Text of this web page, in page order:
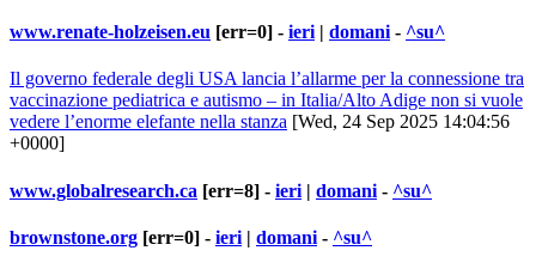
www.renate-holzeisen.eu [err=0] - ieri | domani - ^su^
Il governo federale degli USA lancia l’allarme per la connessione tra
vaccinazione pediatrica e autismo – in Italia/Alto Adige non si vuole
vedere l’enorme elefante nella stanza [Wed, 24 Sep 2025 14:04:56
+0000]
www.globalresearch.ca [err=8] - ieri | domani - ^su^
brownstone.org [err=0] - ieri | domani - ^su^